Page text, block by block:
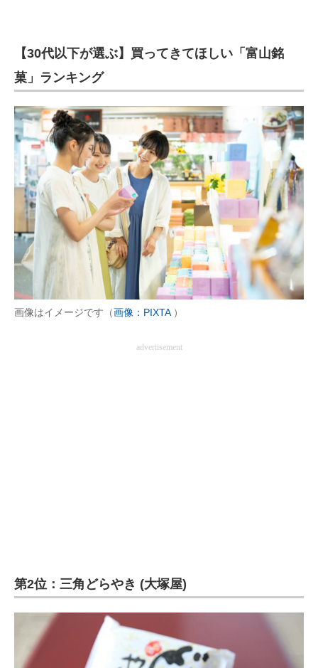
【30代以下が選ぶ】買ってきてほしい「富山銘
菓」ランキング
画像はイメージです（画像：PIXTA）
advertisement
第2位：三角どらやき (大塚屋)